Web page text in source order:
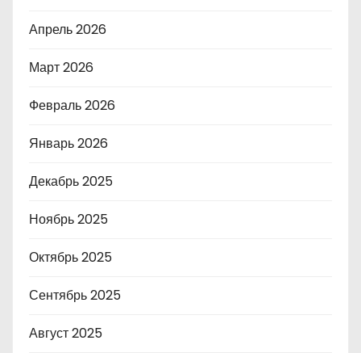
Апрель 2026
Март 2026
Февраль 2026
Январь 2026
Декабрь 2025
Ноябрь 2025
Октябрь 2025
Сентябрь 2025
Август 2025